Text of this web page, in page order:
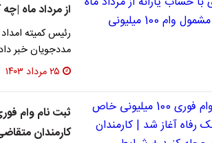
از مرداد ماه |چه کسانی
رئیس کمیته
مددجویان خبر
۲۵ مرداد ۱۴۰۳
کارمندان